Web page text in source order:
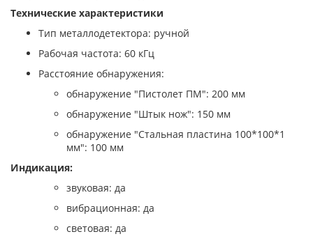
Технические характеристики
Тип металлодетектора: ручной
Рабочая частота: 60 кГц
Расстояние обнаружения:
обнаружение "Пистолет ПМ": 200 мм
обнаружение "Штык нож": 150 мм
обнаружение "Стальная пластина 100*100*1
мм": 100 мм
Индикация:
звуковая: да
вибрационная: да
световая: да